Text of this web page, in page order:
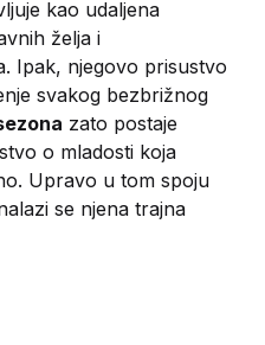
kao udaljena
želja i
Ipak, njegovo prisustvo
svakog bezbrižnog
zato postaje
o mladosti koja
Upravo u tom spoju
se njena trajna